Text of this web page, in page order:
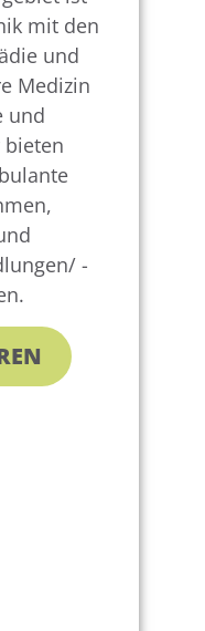
mit den
und
Medizin
und
-